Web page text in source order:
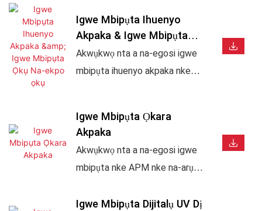
Igwe Mbipụta Ihuenyo
Akpaka & Igwe Mbipụta
Ọkụ Na-Ekpo Ọkụ
Akwụkwọ nta a na-egosi igwe
mbipụta ihuenyo akpaka nke
stampụ ọkụ agbakwunyere.
Dabara adaba maka nkwakọ
ngwaahịa ịchọ mma, karama,
okpu, ite, tubes, iko, na
Igwe Mbipụta Ọkara
Akpaka
Akwụkwọ nta a na-egosi igwe
mbipụta nke APM nke na-arụ
mbipụta ihuenyo, igwe stampụ
Igwe Mbipụta Dijitalụ UV Dị